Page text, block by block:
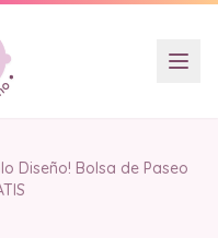
Diseño! Bolsa de Paseo